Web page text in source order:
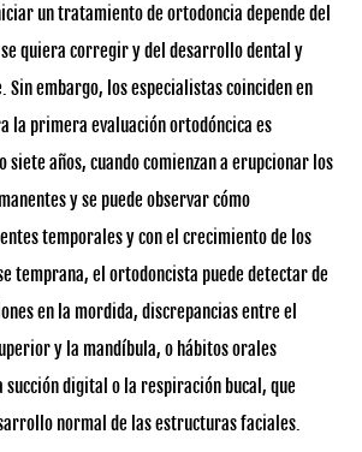
un tratamiento de ortodoncia depende del
quiera corregir y del desarrollo dental y
Sin embargo, los especialistas coinciden en
la primera evaluación ortodóncica es
siete años, cuando comienzan a erupcionar los
y se puede observar cómo
temporales y con el crecimiento de los
temprana, el ortodoncista puede detectar de
en la mordida, discrepancias entre el
y la mandíbula, o hábitos orales
succión digital o la respiración bucal, que
normal de las estructuras faciales.